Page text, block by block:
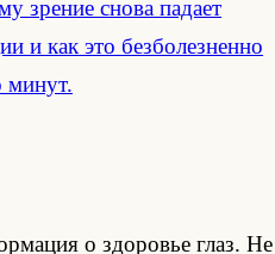
зрение снова падает
и как это безболезненно
минут.
о здоровье глаз. Не